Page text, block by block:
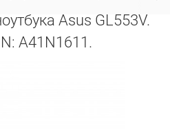
Asus GL553V.
A41N1611.